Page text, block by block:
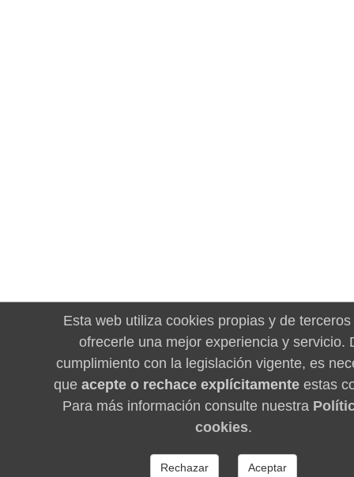
Esta web utiliza cookies propias y de
ofrecerle una mejor experiencia y servicio.
cumplimiento con la legislación vigente, es
que acepte o rechace explícitamenteestas
Para más información consulte nuestra
cookies.
Rechazar Aceptar